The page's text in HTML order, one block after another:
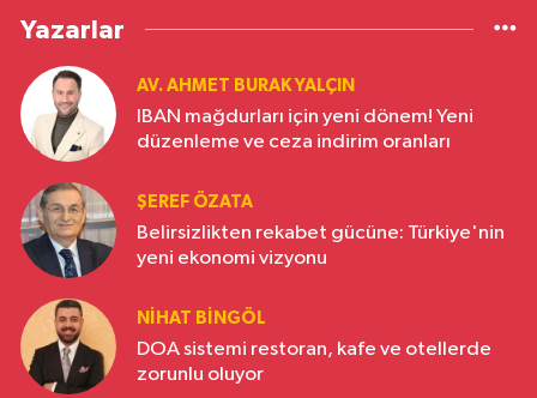
Yazarlar
AV. AHMET BURAK YALÇIN
IBAN mağdurları için yeni dönem! Yeni
düzenleme ve ceza indirim oranları
ŞEREF ÖZATA
Belirsizlikten rekabet gücüne: Türkiye'nin
yeni ekonomi vizyonu
NIHAT BINGÖL
DOA sistemi restoran, kafe ve otellerde
zorunlu oluyor